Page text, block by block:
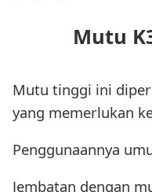
Mutu
Mutu tinggi ini
yang memerlukan
Penggunaannya
Jembatan dengan